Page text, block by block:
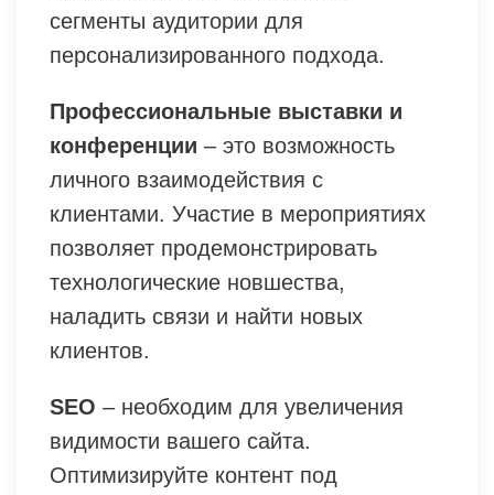
сегменты аудитории для
персонализированного подхода.
Профессиональные выставки и
конференции – это возможность
личного взаимодействия с
клиентами. Участие в мероприятиях
позволяет продемонстрировать
технологические новшества,
наладить связи и найти новых
клиентов.
SEO – необходим для увеличения
видимости вашего сайта.
Оптимизируйте контент под